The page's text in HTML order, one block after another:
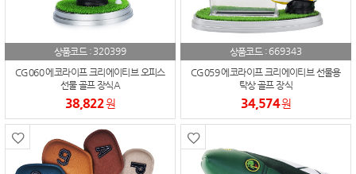
상품코드 : 320399
CG060 에코라이프 크리에이티브 오피스
선물 골프 장식A
38,822원
상품코드 : 669343
CG059 에코라이프 크리에이티브 선물용
탁상 골프 장식
34,574원